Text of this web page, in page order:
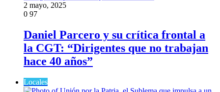
2 mayo, 2025
0 97
Daniel Parcero y su crítica frontal a
la CGT: “Dirigentes que no trabajan
hace 40 años”
Locales